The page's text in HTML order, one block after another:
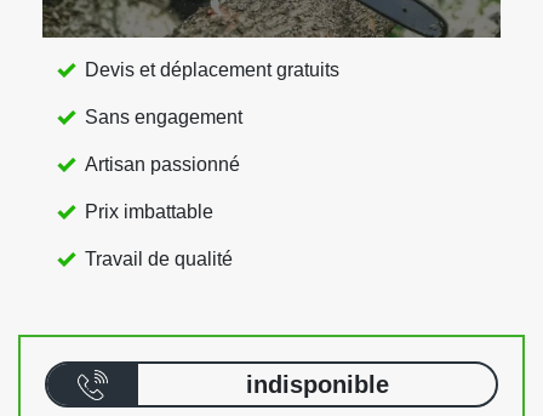
Devis et déplacement gratuits
Sans engagement
Artisan passionné
Prix imbattable
Travail de qualité
indisponible